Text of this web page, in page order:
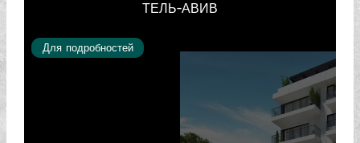
ТЕЛЬ-АВИВ
Для подробностей